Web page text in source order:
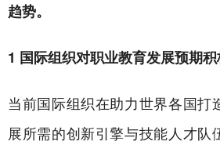
趋势。
1 国际组织对职业教育发展预期
当前国际组织在助力世界各国打
展所需的创新引擎与技能人才队